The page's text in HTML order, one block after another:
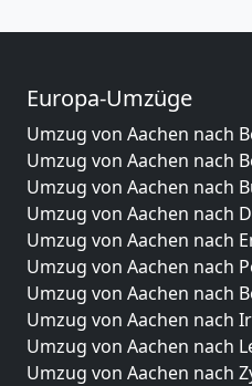
Europa-Umzüge
Umzug von Aachen nach
Umzug von Aachen nach
Umzug von Aachen nach
Umzug von Aachen nach
Umzug von Aachen nach
Umzug von Aachen nach
Umzug von Aachen nach
Umzug von Aachen nach
Umzug von Aachen nach
Umzug von Aachen nach